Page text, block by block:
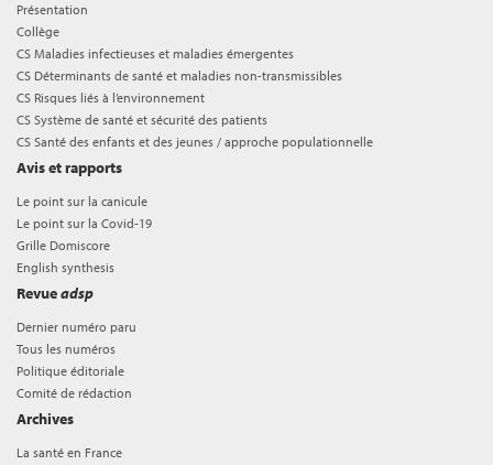
Présentation
Collège
CS Maladies infectieuses et maladies émergentes
CS Déterminants de santé et maladies non-transmissibles
CS Risques liés à l’environnement
CS Système de santé et sécurité des patients
CS Santé des enfants et des jeunes / approche populationnelle
Avis et rapports
Le point sur la canicule
Le point sur la Covid-19
Grille Domiscore
English synthesis
Revueadsp
Dernier numéro paru
Tous les numéros
Politique éditoriale
Comité de rédaction
Archives
La santé en France